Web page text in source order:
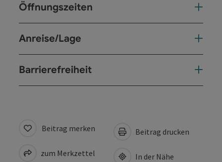
Öffnungszeiten
Anreise/Lage
Barrierefreiheit
Beitrag merken
zum Merkzettel
Beitrag drucken
In der Nähe